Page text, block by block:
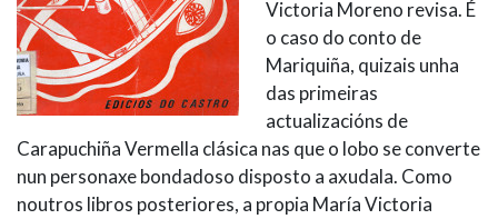
Victoria Moreno revisa. É
o caso do conto de
Mariquiña, quizais unha
das primeiras
actualizacións de
Carapuchiña Vermella clásica nas que o lobo se converte
nun personaxe bondadoso disposto a axudala. Como
noutros libros posteriores, a propia María Victoria